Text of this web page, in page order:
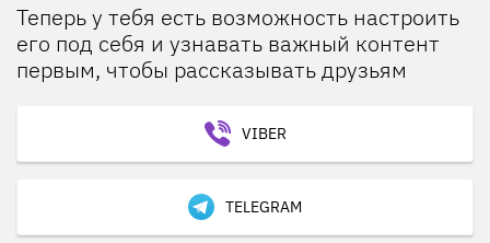
Теперь у тебя есть возможность настроить
его под себя и узнавать важный контент
первым, чтобы рассказывать друзьям
VIBER
TELEGRAM